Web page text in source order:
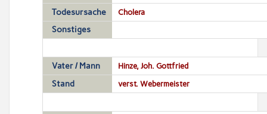
Todesursache
Cholera
Sonstiges
Vater / Mann Hinze, Joh. Gottfried
Stand verst. Webermeister